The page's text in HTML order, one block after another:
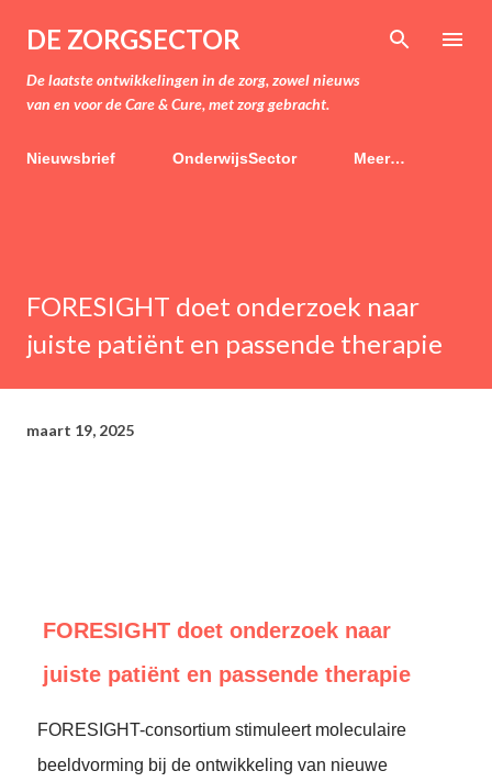
Doorgaan naar hoofdcontent
DE ZORGSECTOR
De laatste ontwikkelingen in de zorg, zowel nieuws
van en voor de Care & Cure, met zorg gebracht.
Nieuwsbrief OnderwijsSector Meer…
FORESIGHT doet onderzoek naar
juiste patiënt en passende therapie
maart 19, 2025
FORESIGHT doet onderzoek naar
juiste patiënt en passende therapie
FORESIGHT-consortium stimuleert moleculaire
beeldvorming bij de ontwikkeling van nieuwe